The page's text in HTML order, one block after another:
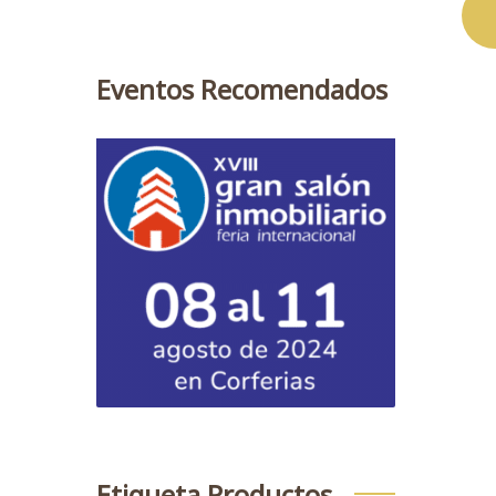
Eventos Recomendados